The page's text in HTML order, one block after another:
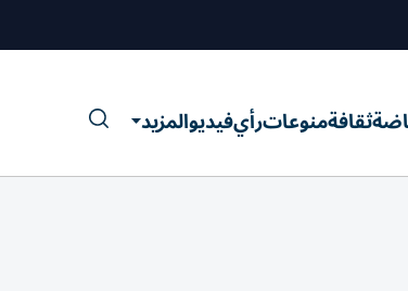
ثقافةمنوعاترأيفيديوالمزيد